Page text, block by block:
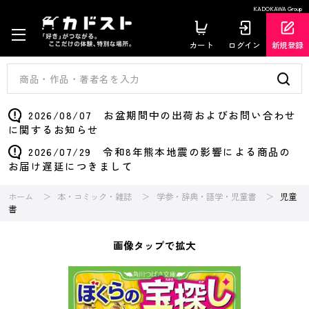
KADOKAWA Group
カート ログイン 新規登録
2026/08/07 お盆期間中の出荷およびお問い合わせ
に関するお知らせ
2026/07/29 令和8年熊本地震の影響による商品の
お届け遅延につきまして
ホーム 本・コミック・雑誌 学参・辞典・語学・児童書
児童
書
画像タップで拡大